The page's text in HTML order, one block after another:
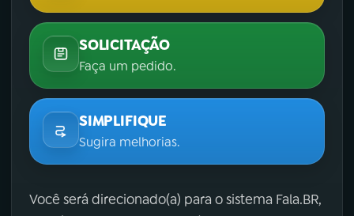
SOLICITAÇÃO
Faça um pedido.
SIMPLIFIQUE
Sugira melhorias.
Você será direcionado(a) para o sistema Fala.BR,